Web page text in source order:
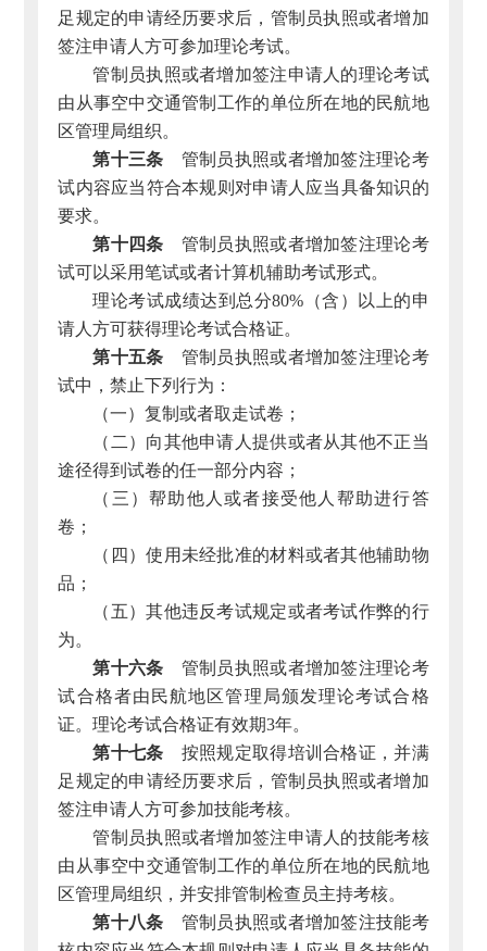
足规定的申请经历要求后，管制员执照或者增加
签注申请人方可参加理论考试。
管制员执照或者增加签注申请人的理论考试
由从事空中交通管制工作的单位所在地的民航地
区管理局组织。
第十三条 管制员执照或者增加签注理论考
试内容应当符合本规则对申请人应当具备知识的
要求。
第十四条 管制员执照或者增加签注理论考
试可以采用笔试或者计算机辅助考试形式。
理论考试成绩达到总分80%（含）以上的申
请人方可获得理论考试合格证。
第十五条 管制员执照或者增加签注理论考
试中，禁止下列行为：
（一）复制或者取走试卷；
（二）向其他申请人提供或者从其他不正当
途径得到试卷的任一部分内容；
（三）帮助他人或者接受他人帮助进行答
卷；
（四）使用未经批准的材料或者其他辅助物
品；
（五）其他违反考试规定或者考试作弊的行
为。
第十六条 管制员执照或者增加签注理论考
试合格者由民航地区管理局颁发理论考试合格
证。理论考试合格证有效期3年。
第十七条 按照规定取得培训合格证，并满
足规定的申请经历要求后，管制员执照或者增加
签注申请人方可参加技能考核。
管制员执照或者增加签注申请人的技能考核
由从事空中交通管制工作的单位所在地的民航地
区管理局组织，并安排管制检查员主持考核。
第十八条 管制员执照或者增加签注技能考